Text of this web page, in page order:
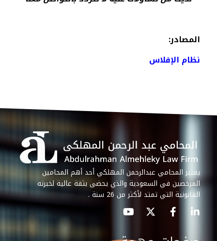
المصادر:
نظام الإفلاس
يعتبر المحامي عبدالرحمن المهلكي أحد أهم المحامين
المرخصين في السعودية والذي يحضى بثقة عالية لخبرته
القانونية التي تمتد لأكثر من 26 سنة .